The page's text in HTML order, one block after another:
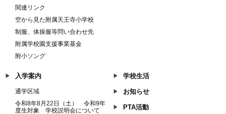
関連リンク
空から見た附属天王寺小学校
制服、体操服等問い合わせ先
附属学校園支援事業基金
附小ソング
入学案内
通学区域
令和8年8月22日（土） 令和9年
度生対象 学校説明会について
学校生活
お知らせ
PTA活動